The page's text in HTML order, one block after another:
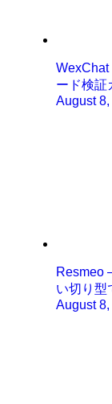
WexChat
ード検証
August
Resmeo
い切り型
August